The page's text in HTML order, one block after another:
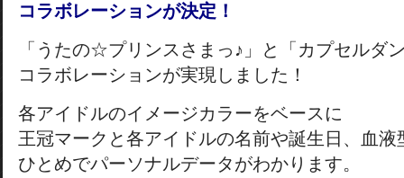
コラボレーションが決定！
「うたの☆プリンスさまっ♪」と「カプセルダ
コラボレーションが実現しました！
各アイドルのイメージカラーをベースに
王冠マークと各アイドルの名前や誕生日、血液
ひとめでパーソナルデータがわかります。